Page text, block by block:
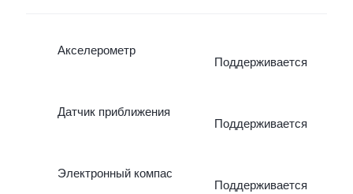
Акселерометр
Поддерживается
Датчик приближения
Поддерживается
Электронный компас
Поддерживается